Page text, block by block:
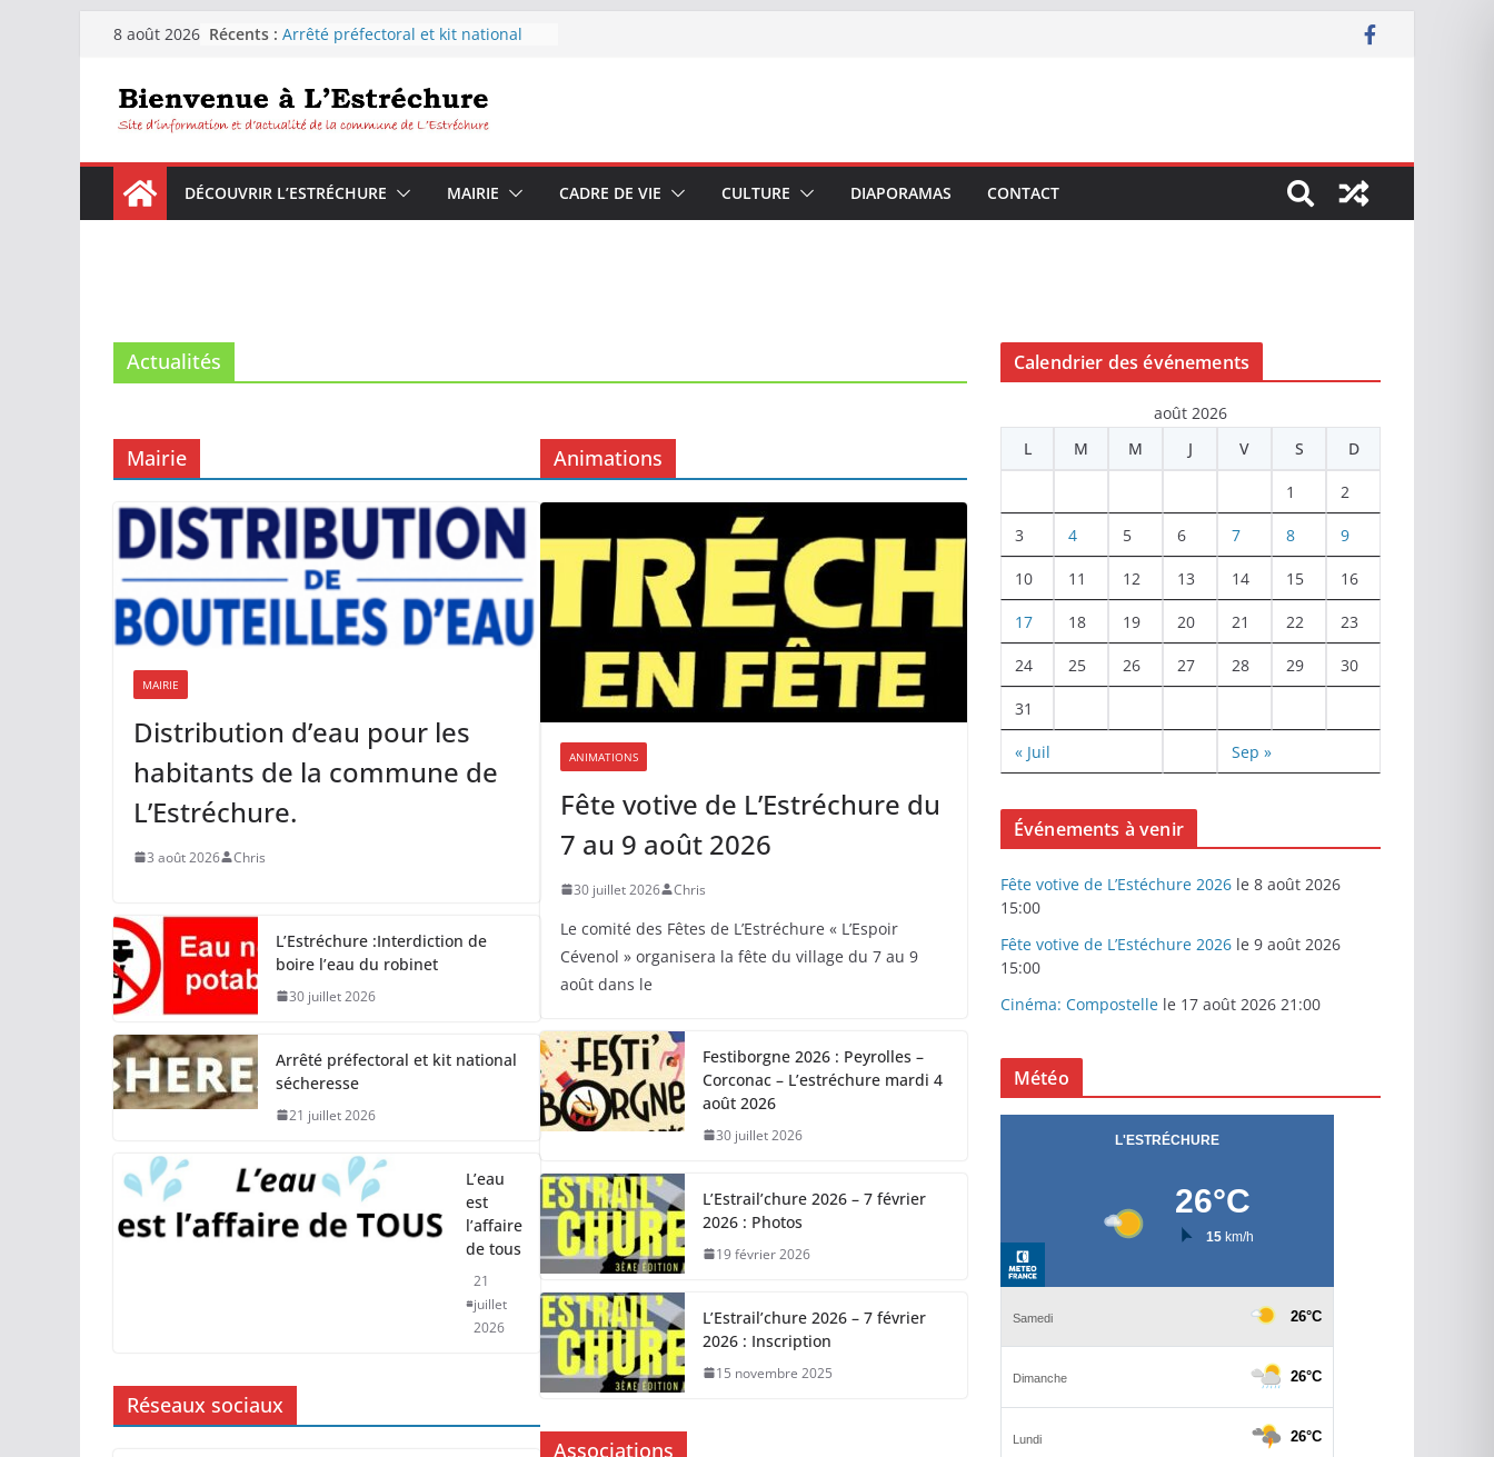
8 août 2026 Récents : Arrêté préfectoral et kit national
habitants de la commune de
L’Estréchure.
l’eau du robinet
Fête votive de L’Estréchure du 7 au
DÉCOUVRIR L’ESTRÉCHURE MAIRIE CADRE DE VIE CULTURE DIAPORAMAS CONTACT
Actualités
Mairie
MAIRIE
Distribution d’eau pour les
habitants de la commune de
L’Estréchure.
3 août 2026 Chris
L’Estréchure :Interdiction de
boire l’eau du robinet
30 juillet 2026
Arrêté préfectoral et kit national
sécheresse
21 juillet 2026
L’eau
est
l’affaire
de tous
21
juillet
2026
Réseaux sociaux
Animations
ANIMATIONS
Fête votive de L’Estréchure du
7 au 9 août 2026
30 juillet 2026 Chris
Le comité des Fêtes de L’Estréchure « L’Espoir
Cévenol » organisera la fête du village du 7 au 9
août dans le
Festiborgne 2026 : Peyrolles –
Corconac – L’estréchure mardi 4
août 2026
30 juillet 2026
L’Estrail’chure 2026 – 7 février
2026 : Photos
19 février 2026
L’Estrail’chure 2026 – 7 février
2026 : Inscription
15 novembre 2025
Associations
Calendrier des événements
août 2026
L
M M J V S D
1 2
3 4 5 6 7 8 9
10 11 12 13 14 15 16
17 18 19 20 21 22 23
24 25 26 27 28 29 30
31
« Juil Sep »
Événements à venir
Fête votive de L’Estéchure 2026 le 8 août 2026
15:00
Fête votive de L’Estéchure 2026 le 9 août 2026
15:00
Cinéma: Compostelle le 17 août 2026 21:00
Météo